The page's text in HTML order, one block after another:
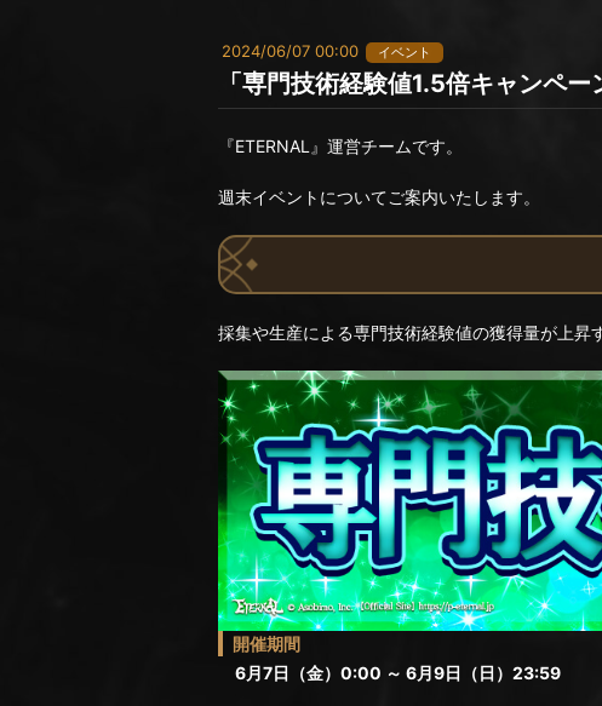
2024/06/07 00:00 イベント
「専門技術経験値1.5倍キャンペー
『ETERNAL』運営チームです。
週末イベントについてご案内いたします。
採集や生産による専門技術経験値の獲得量が上昇
開催期間
6月7日（金）0:00 ～ 6月9日（日）23:59